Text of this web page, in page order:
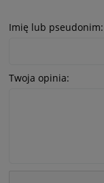
Imię lub pseudonim:
Twoja opinia: